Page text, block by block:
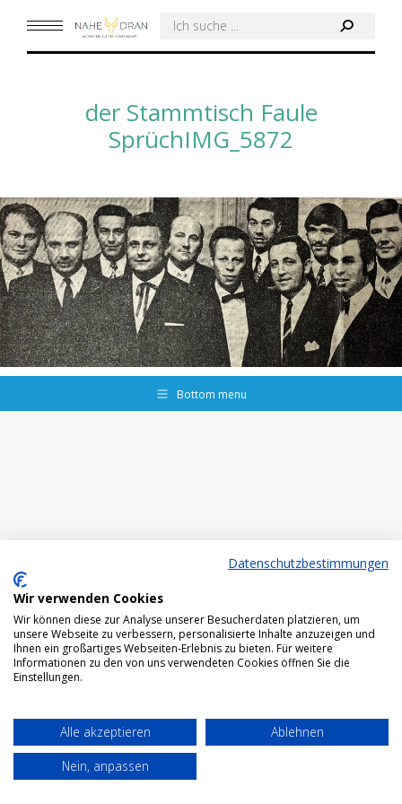
Search:
der Stammtisch Faule
SprüchIMG_5872
Bottom menu
Datenschutzbestimmungen
Wir verwenden Cookies
Wir können diese zur Analyse unserer Besucherdaten platzieren, um
unsere Webseite zu verbessern, personalisierte Inhalte anzuzeigen und
Ihnen ein großartiges Webseiten-Erlebnis zu bieten. Für weitere
Informationen zu den von uns verwendeten Cookies öffnen Sie die
Einstellungen.
Alle akzeptieren
Ablehnen
Nein, anpassen